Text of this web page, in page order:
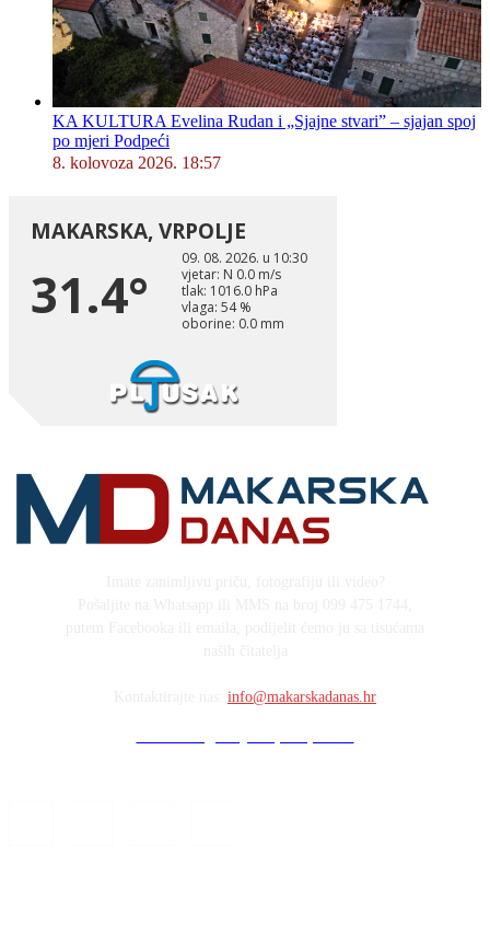
KA KULTURA Evelina Rudan i „Sjajne stvari” – sjajan spoj
po mjeri Podpeći
8. kolovoza 2026. 18:57
info@makarskadanas.hr